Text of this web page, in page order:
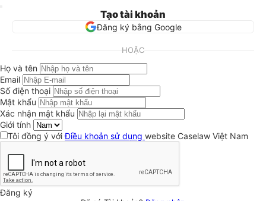
Tạo tài khoản
Đăng ký bằng Google
HOẶC
Họ và tên
Email
Số điện thoại
Mật khẩu
Xác nhận mật khẩu
Giới tính
Tôi đồng ý vớiĐiều khoản sử dụng website Caselaw Việt Nam
Đăng ký